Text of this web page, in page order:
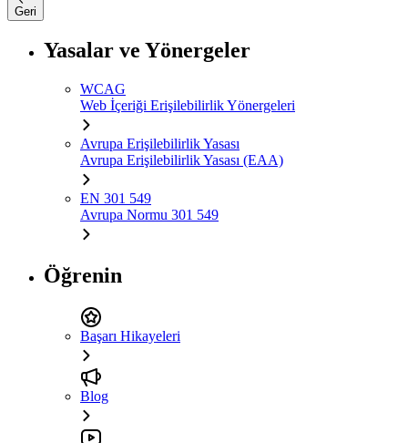
Geri
Yasalar ve Yönergeler
WCAG
Web İçeriği Erişilebilirlik Yönergeleri
Avrupa Erişilebilirlik Yasası
Avrupa Erişilebilirlik Yasası (EAA)
EN 301 549
Avrupa Normu 301 549
Öğrenin
Başarı Hikayeleri
Blog